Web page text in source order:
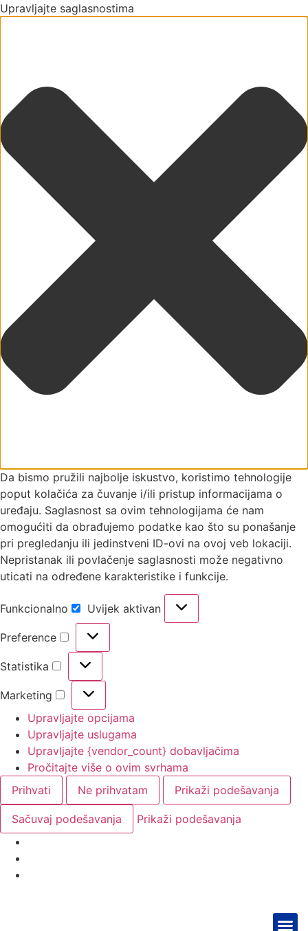
Upravljajte saglasnostima
Da bismo pružili najbolje iskustvo, koristimo tehnologije
poput kolačića za čuvanje i/ili pristup informacijama o
uređaju. Saglasnost sa ovim tehnologijama će nam
omogućiti da obrađujemo podatke kao što su ponašanje
pri pregledanju ili jedinstveni ID-ovi na ovoj veb lokaciji.
Nepristanak ili povlačenje saglasnosti može negativno
uticati na određene karakteristike i funkcije.
Funkcionalno Uvijek aktivan
Preference
Statistika
Marketing
Upravljajte opcijama
Upravljajte uslugama
Upravljajte {vendor_count} dobavljačima
Pročitajte više o ovim svrhama
Prihvati
Ne prihvatam Prikaži podešavanja
Sačuvaj podešavanja Prikaži podešavanja